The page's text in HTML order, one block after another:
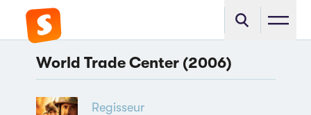
World Trade Center (2006)
Regisseur